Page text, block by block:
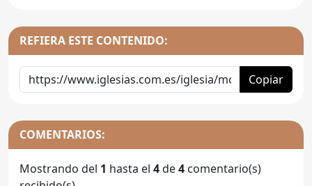
REFIERA ESTE CONTENIDO:
Copiar
COMENTARIOS:
Mostrando del 1 hasta el 4de4 comentario(s)